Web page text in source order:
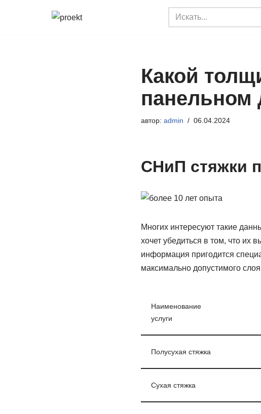
Какой
панельном
автор: admin 06.04.2024
СНиП стяжки
Многих интересуют такие
хочет убедиться в том, что их
информация пригодится
максимально допустимого
Наименование
услуги
Полусухая стяжка
Сухая стяжка